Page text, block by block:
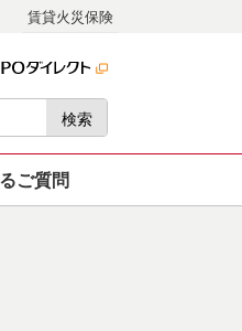
ご質問
賃貸火災保険
検索